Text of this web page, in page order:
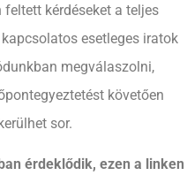
kérdéseket a teljes
esetleges iratok
megválaszolni,
követően
sor.
érdeklődik, ezen a linken